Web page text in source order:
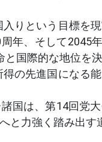
入りという目標を
年、そして2045
国際的な地位を
の先進国になる
国は、第14回党
と力強く踏み出す